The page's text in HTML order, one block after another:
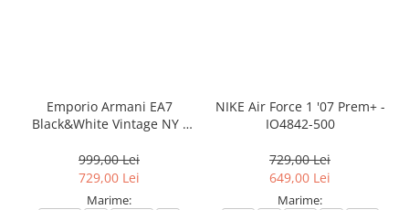
Emporio Armani EA7
Black&White Vintage NY -
999,00 Lei
729,00 Lei
Marime:
NIKE Air Force 1 '07 Prem+ -
IO4842-500
729,00 Lei
649,00 Lei
Marime: